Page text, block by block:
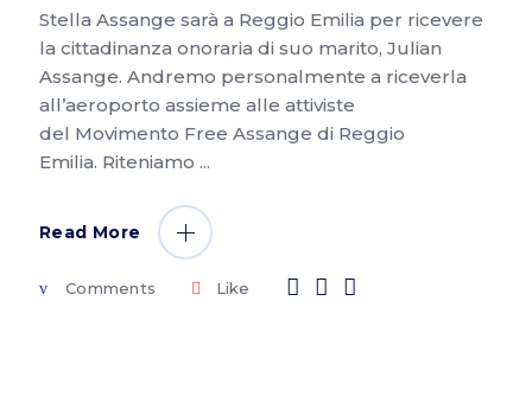
Stella Assange sarà a Reggio Emilia per ricevere
la cittadinanza onoraria di suo marito, Julian
Assange. Andremo personalmente a riceverla
all’aeroporto assieme alle attiviste
del Movimento Free Assange di Reggio
Emilia. Riteniamo
Read More
Comments Like